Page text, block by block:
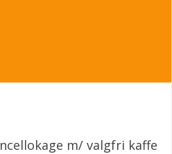
m/ valgfri kaffe